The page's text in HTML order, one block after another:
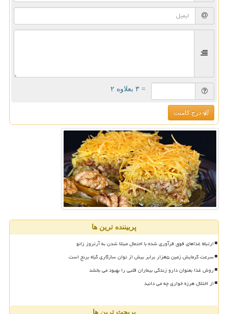
= ۳ بعلاوه ۲
درج کامنت
پربیننده ترین ها
ارتباط غذاهای فوق فرآوری شده با احتمال مبتلا شدن به آرتروز زانو
سرعت گرمایش زمین ۵هزار برابر بیش از توان سازگاری گیاه برنج است
روش غذا بعنوان دارو زندگی بیماران قلبی را بهبود می بخشد
از اختلال هرزه خواری چه می دانید
پربحث ترین ها